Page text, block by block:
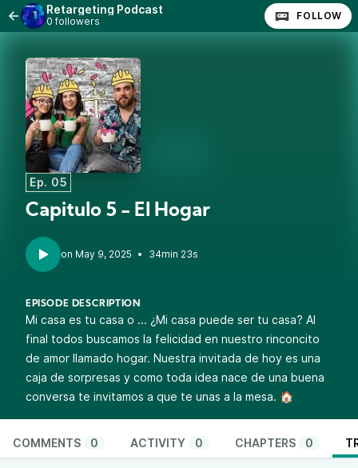
Retargeting Podcast
0 followers FOLLOW
Ep. 05
Capitulo 5 - El Hogar
• 34min 23s
EPISODE DESCRIPTION
Mi casa es tu casa o ... ¿Mi casa puede ser tu casa? Al
final todos buscamos la felicidad en nuestro rinconcito
de amor llamado hogar. Nuestra invitada de hoy es una
caja de sorpresas y como toda idea nace de una buena
conversa te invitamos a que te unas a la mesa. 🏠
COMMENTS 0 ACTIVITY 0 CHAPTERS 0